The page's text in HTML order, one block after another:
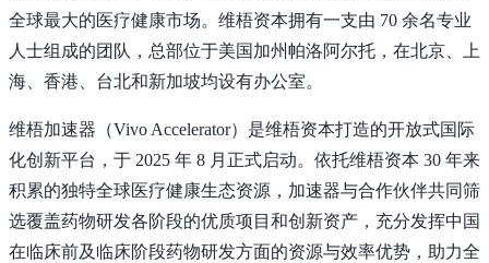
全球最大的医疗健康市场。维梧资本拥有一支由 70 余名专业
人士组成的团队，总部位于美国加州帕洛阿尔托，在北京、上
海、香港、台北和新加坡均设有办公室。
维梧加速器（Vivo Accelerator）是维梧资本打造的开放式国际
化创新平台，于 2025 年 8 月正式启动。依托维梧资本 30 年来
积累的独特全球医疗健康生态资源，加速器与合作伙伴共同筛
选覆盖药物研发各阶段的优质项目和创新资产，充分发挥中国
在临床前及临床阶段药物研发方面的资源与效率优势，助力全